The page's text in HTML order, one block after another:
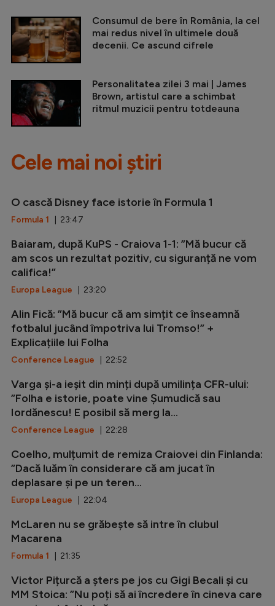
Consumul de bere în România, la cel
mai redus nivel în ultimele două
decenii. Ce ascund cifrele
Personalitatea zilei 3 mai | James
Brown, artistul care a schimbat
ritmul muzicii pentru totdeauna
Cele mai noi știri
O cască Disney face istorie în Formula 1
Formula 1 | 23:47
Baiaram, după KuPS - Craiova 1-1: ”Mă bucur că
am scos un rezultat pozitiv, cu siguranță ne vom
califica!”
Europa League | 23:20
Alin Fică: ”Mă bucur că am simțit ce înseamnă
fotbalul jucând împotriva lui Tromso!” +
Explicațiile lui Folha
Conference League | 22:52
Varga și-a ieșit din minți după umilința CFR-ului:
”Folha e istorie, poate vine Șumudică sau
Iordănescu! E posibil să merg la...
Conference League | 22:28
Coelho, mulțumit de remiza Craiovei din Finlanda:
”Dacă luăm în considerare că am jucat în
deplasare și pe un teren...
Europa League | 22:04
McLaren nu se grăbește să intre în clubul
Macarena
Formula 1 | 21:35
Victor Pițurcă a șters pe jos cu Gigi Becali și cu
MM Stoica: ”Nu poți să ai încredere în cineva care